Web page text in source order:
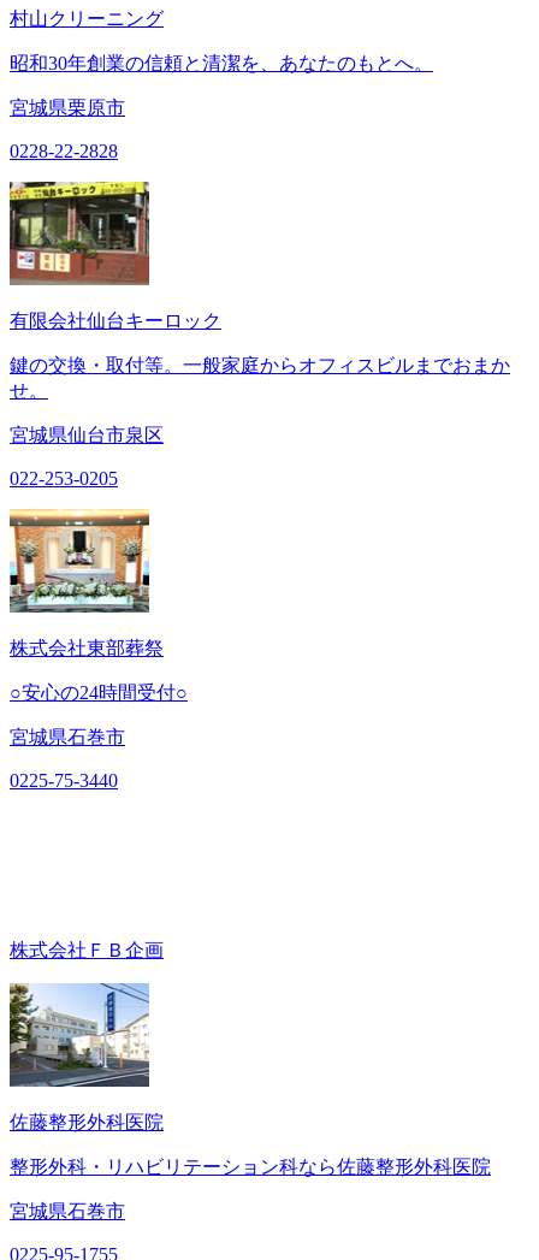
村山クリーニング
昭和30年創業の信頼と清潔を、あなたのもとへ。
宮城県栗原市
0228-22-2828
有限会社仙台キーロック
鍵の交換・取付等。一般家庭からオフィスビルまでおまか
せ。
宮城県仙台市泉区
022-253-0205
株式会社東部葬祭
○安心の24時間受付○
宮城県石巻市
0225-75-3440
株式会社ＦＢ企画
佐藤整形外科医院
整形外科・リハビリテーション科なら佐藤整形外科医院
宮城県石巻市
0225-95-1755